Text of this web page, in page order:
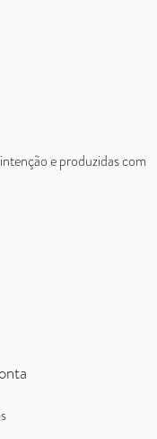
e produzidas com